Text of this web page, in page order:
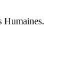
Humaines.